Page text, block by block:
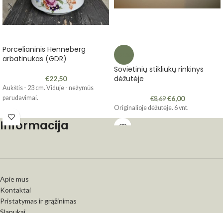
Porcelianinis Henneberg
arbatinukas (GDR)
€22,50
Aukštis - 23 cm. Viduje - nežymūs
parudavimai.
Sovietinių stikliukų rinkinys
dėžutėje
€8,69 €6,00
Originalioje dėžutėje. 6 vnt.
Informacija
Apie mus
Kontaktai
Pristatymas ir grąžinimas